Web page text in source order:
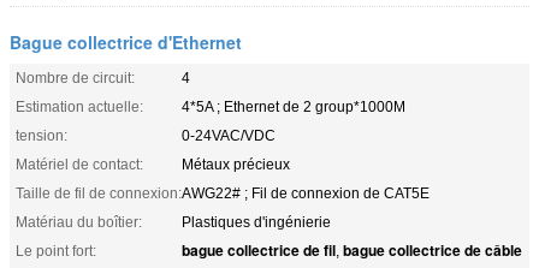
Bague collectrice d'Ethernet
Nombre de circuit:
4
Estimation actuelle:
4*5A ; Ethernet de 2 group*1000M
tension:
0-24VAC/VDC
Matériel de contact:
Métaux précieux
Taille de fil de connexion:AWG22# ; Fil de connexion de CAT5E
Matériau du boîtier:
Plastiques d'ingénierie
Le point fort:
bague collectrice de fil, bague collectrice de câble